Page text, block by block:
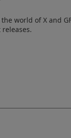
world of X and